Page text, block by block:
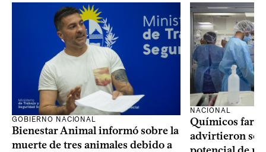
GOBIERNO NACIONAL
Bienestar Animal informó sobre la
muerte de tres animales debido a
NACIONAL
Químicos
advirtieron